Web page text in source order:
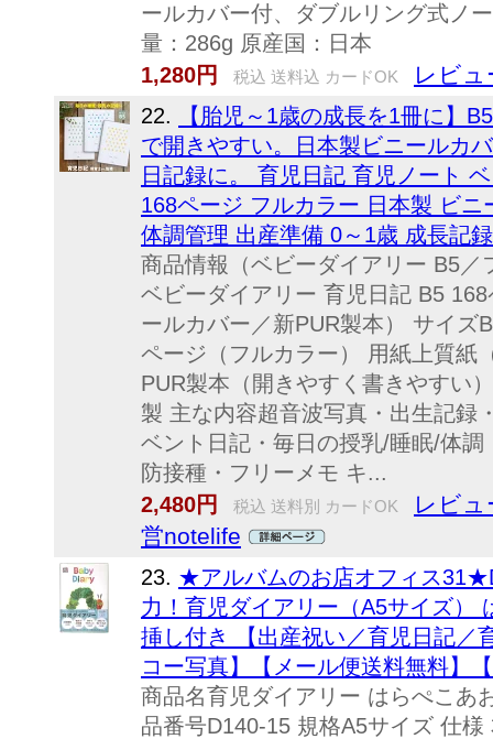
ールカバー付、ダブルリング式ノ
量：286g 原産国：日本
1,280円
税込 送料込 カードOK レビュ
22.
【胎児～1歳の成長を1冊に】
で開きやすい。日本製ビニールカ
日記録に。 育児日記 育児ノート
168ページ フルカラー 日本製 ビ
体調管理 出産準備 0～1歳 成長記
商品情報（ベビーダイアリー B5
ベビーダイアリー 育児日記 B5
ールカバー／新PUR製本） サイズ
ページ（フルカラー） 用紙上質紙
PUR製本（開きやすく書きやすい
製 主な内容超音波写真・出生記録
ベント日記・毎日の授乳/睡眠/体
防接種・フリーメモ キ...
2,480円
税込 送料別 カードOK
レビュ
営notelife
23. ★アルバムのお店オフィス
力！育児ダイアリー（A5サイズ）
挿し付き 【出産祝い／育児日記／
コー写真】【メール便送料無料】
商品名育児ダイアリー はらぺこあ
品番号D140-15 規格A5サイズ 仕様